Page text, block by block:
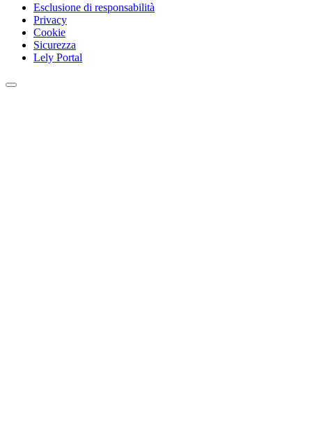
Esclusione di responsabilità
Privacy
Cookie
Sicurezza
Lely Portal